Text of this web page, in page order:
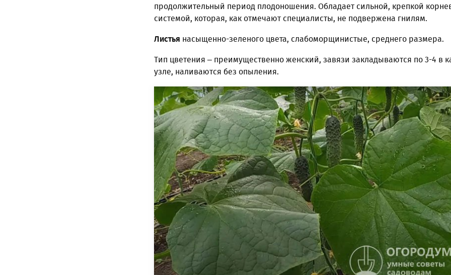
продолжительный период плодоношения. Обладает сильной, крепкой
системой, которая, как отмечают специалисты, не подвержена гнилям.
Листья насыщенно-зеленого цвета, слабоморщинистые, среднего размера.
Тип цветения – преимущественно женский, завязи закладываются по 3-4 в
узле, наливаются без опыления.